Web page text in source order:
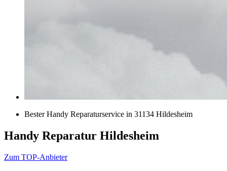
Bester Handy Reparaturservice in 31134 Hildesheim
Handy Reparatur Hildesheim
Zum TOP-Anbieter